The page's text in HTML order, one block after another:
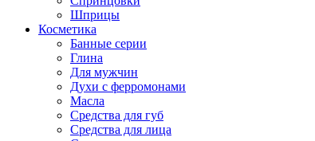
Шприцы
Косметика
Банные серии
Глина
Для мужчин
Духи с ферромонами
Масла
Средства для губ
Средства для лица